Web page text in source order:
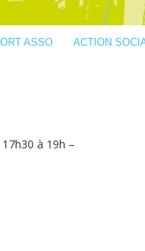
ASSO ACTION
17h30 à 19h –